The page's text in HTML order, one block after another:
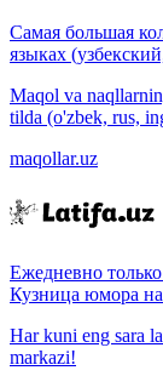
Самая большая
языках
Maqol va
tilda (o'zbek, rus,
maqollar.uz
Ежедневно
Кузница юмора на
Har kuni eng sara
markazi!